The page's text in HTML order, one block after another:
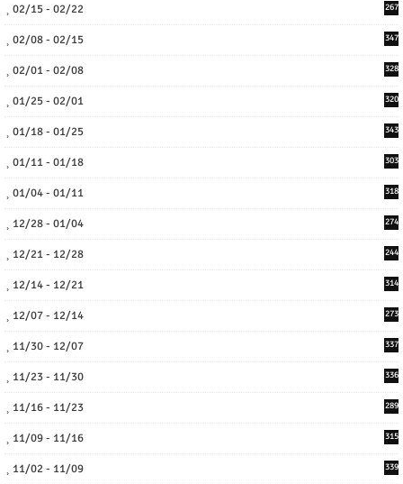
02/15 - 02/22 267
02/08 - 02/15 347
02/01 - 02/08 328
01/25 - 02/01 320
01/18 - 01/25 343
01/11 - 01/18 303
01/04 - 01/11 318
12/28 - 01/04 274
12/21 - 12/28 244
12/14 - 12/21 314
12/07 - 12/14 273
11/30 - 12/07 337
11/23 - 11/30 336
11/16 - 11/23 289
11/09 - 11/16 315
11/02 - 11/09 339